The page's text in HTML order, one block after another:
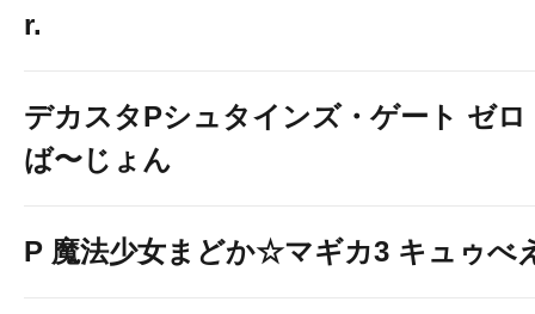
r.
デカスタPシュタインズ・ゲート ゼ
ば〜じょん
P 魔法少女まどか☆マギカ3 キュゥべ